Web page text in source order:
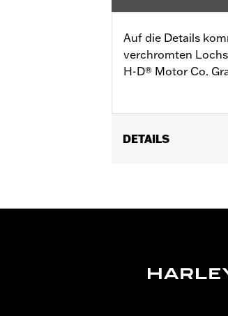
Auf die Details
verchromten
H-D® Motor Co.
DETAILS
Durchmesser:0.312